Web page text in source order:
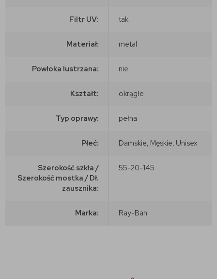
Filtr UV: tak
Materiał: metal
Powłoka lustrzana: nie
Kształt: okrągłe
Typ oprawy: pełna
Płeć: Damskie, Męskie, Unisex
Szerokość szkła /
Szerokość mostka / Dł.
zausznika:
55-20-145
Marka: Ray-Ban